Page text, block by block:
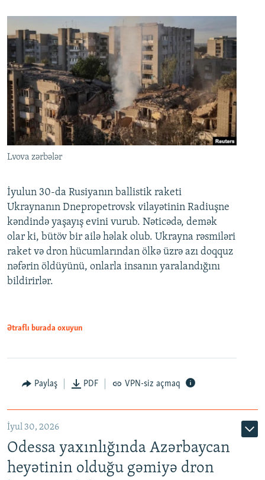
Lvova zərbələr
İyulun 30-da Rusiyanın ballistik raketi
Ukraynanın Dnepropetrovsk vilayətinin Radiuşne
kəndində yaşayış evini vurub. Nəticədə, demək
olar ki, bütöv bir ailə həlak olub. Ukrayna rəsmiləri
raket və dron hücumlarından ölkə üzrə azı doqquz
nəfərin öldüyünü, onlarla insanın yaralandığını
bildirirlər.
Ətraflı burada oxuyun
Paylaş PDF VPN-siz açmaq
İyul 30, 2026
Odessa yaxınlığında Azərbaycan
heyətinin olduğu gəmiyə dron